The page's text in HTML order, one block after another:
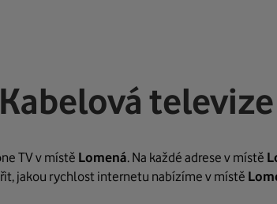
Kabelová televize
TV v místě Lomená. Na každé adrese v místě
jakou rychlost internetu nabízíme v místě